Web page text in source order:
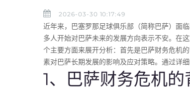
2026-03-30 10:17:49
近年来，巴塞罗那足球俱乐部（简称巴萨）面
多人开始对巴萨未来的发展方向表示不安。在
个主要方面来展开分析：首先是巴萨财务危机
素对巴萨长期发展的影响及应对策略。通过详
1、巴萨财务危机的